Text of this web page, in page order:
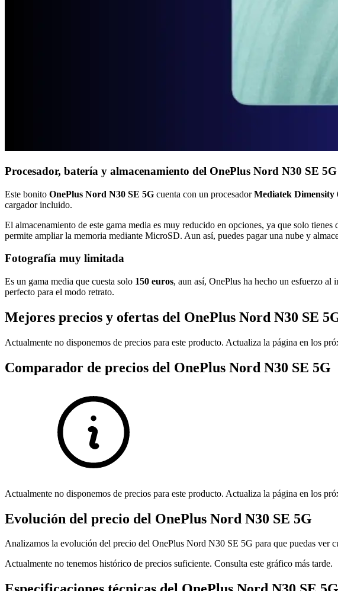
Procesador, batería y almacenamiento del OnePlus Nord N30 SE 5G
Este bonito OnePlus Nord N30 SE 5G cuenta con un procesadorMediatek Dimensity
cargador incluido.
El almacenamiento de este gama media es muy reducido en opciones, ya que solo tienes
permite ampliar la memoria mediante MicroSD. Aun así, puedes pagar una nube y
Fotografía muy limitada
Es un gama media que cuesta solo 150 euros, aun así, OnePlus ha hecho un esfuerzo al
perfecto para el modo retrato.
Mejores precios y ofertas del OnePlus Nord N30 SE
Actualmente no disponemos de precios para este producto. Actualiza la página en los
Comparador de precios del OnePlus Nord N30 SE 5G
Actualmente no disponemos de precios para este producto. Actualiza la página en los
Evolución del precio del OnePlus Nord N30 SE 5G
Analizamos la evolución del precio del OnePlus Nord N30 SE 5G para que puedas ver
Actualmente no tenemos histórico de precios suficiente. Consulta este gráfico más tarde.